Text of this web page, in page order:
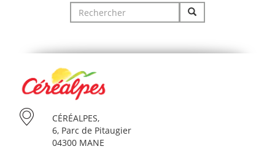
Search
for:
CÉRÉALPES,
6, Parc de Pitaugier
04300 MANE